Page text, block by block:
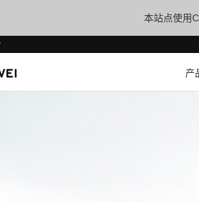
本站点使用
产